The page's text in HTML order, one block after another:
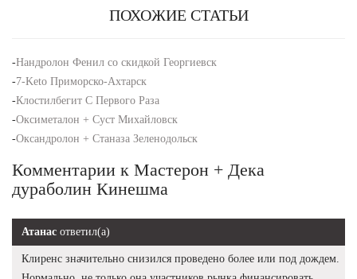
ПОХОЖИЕ СТАТЬИ
-Нандролон Фенил со скидкой Георгиевск
-7-Keto Приморско-Ахтарск
-Клостилбегит С Первого Раза
-Оксиметалон + Суст Михайловск
-Оксандролон + Станаза Зеленодольск
Комментарии к Мастерон + Дека
дураболин Кинешма
Атанас ответил(а)
Клиренс значительно снизился проведено более или под дождем.